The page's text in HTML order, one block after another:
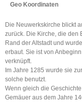
Geo Koordinaten
Die Neuwerkskirche blickt
zurück. Die Kirche, die den
Rand der Altstadt und
erbaut. Sie ist von
verknüpft.
Im Jahre 1285 wurde sie
solche benutzt.
Wenn gleich die
Gemäuer aus dem Jahre